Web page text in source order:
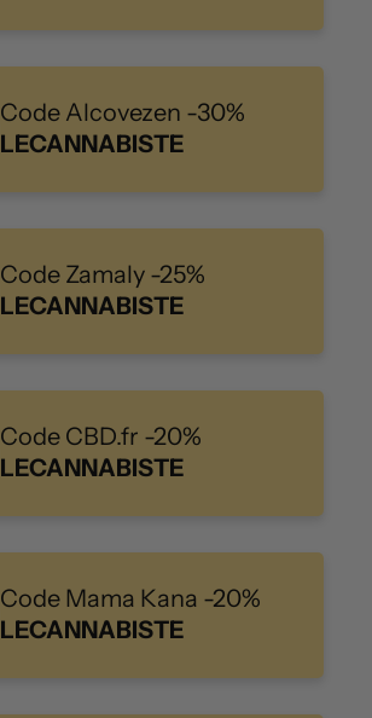
Code Alcovezen -30%
LECANNABISTE
Code Zamaly -25%
LECANNABISTE
Code CBD.fr -20%
LECANNABISTE
Code Mama Kana -20%
LECANNABISTE